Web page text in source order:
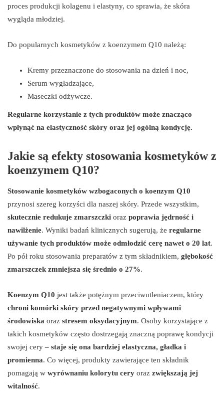
proces produkcji kolagenu i elastyny, co sprawia, że skóra
wygląda młodziej.
Do popularnych kosmetyków z koenzymem Q10 należą:
Kremy przeznaczone do stosowania na dzień i noc,
Serum wygładzające,
Maseczki odżywcze.
Regularne korzystanie z tych produktów może znacząco
wpłynąć na elastyczność skóry oraz jej ogólną kondycję.
Jakie są efekty stosowania kosmetyków z
koenzymem Q10?
Stosowanie kosmetyków wzbogaconych o koenzym Q10
przynosi szereg korzyści dla naszej skóry. Przede wszystkim,
skutecznie redukuje zmarszczki oraz poprawia jędrność i
nawilżenie. Wyniki badań klinicznych sugerują, że regularne
używanie tych produktów może odmłodzić cerę nawet o 20 lat.
Po pół roku stosowania preparatów z tym składnikiem, głębokość
zmarszczek zmniejsza się średnio o 27%.
Koenzym Q10 jest także potężnym przeciwutleniaczem, który
chroni komórki skóry przed negatywnymi wpływami
środowiska oraz stresem oksydacyjnym. Osoby korzystające z
takich kosmetyków często dostrzegają znaczną poprawę kondycji
swojej cery – staje się ona bardziej elastyczna, gładka i
promienna. Co więcej, produkty zawierające ten składnik
pomagają w wyrównaniu kolorytu cery oraz zwiększają jej
witalność.